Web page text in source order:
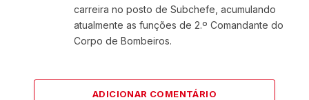
carreira no posto de Subchefe, acumulando
atualmente as funções de 2.º Comandante do
Corpo de Bombeiros.
ADICIONAR COMENTÁRIO